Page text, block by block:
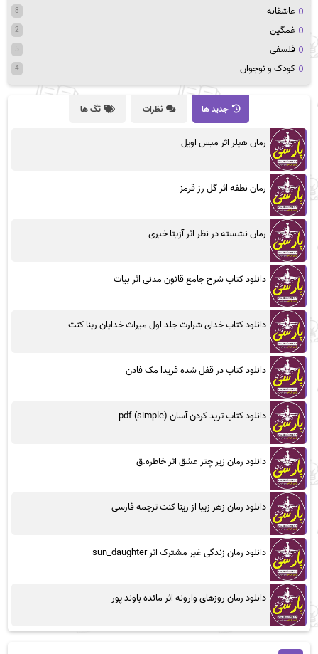
عاشقانه 8
غمگین 2
فلسفی 5
کودک و نوجوان 4
جدید ها نظرات تگ ها
رمان هیلر اثر میس اویل
رمان نطفه اثر گل رز قرمز
رمان نشسته در نظر اثر آزیتا خیری
دانلود کتاب شرح جامع قانون مدنی اثر بیات
دانلود کتاب خدای شرارت جلد اول میراث خدایان رینا کنت
دانلود کتاب در قفل شده فریدا مک فادن
دانلود کتاب ترید کردن آسان (simple) pdf
دانلود رمان زیر چتر عشق اثر خاطره.ق
دانلود رمان زهر زیبا از رینا کنت ترجمه فارسی
دانلود رمان زندگی غیر مشترک اثر sun_daughter
دانلود رمان روزهای وارونه اثر مائده باوند پور